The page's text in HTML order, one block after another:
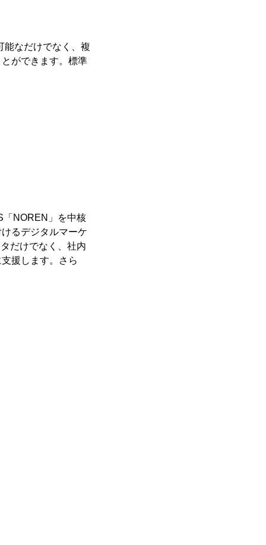
能なだけでなく、複
ができます。標準
「NOREN」を中核
るデジタルマーケ
だけでなく、社内
援します。さら